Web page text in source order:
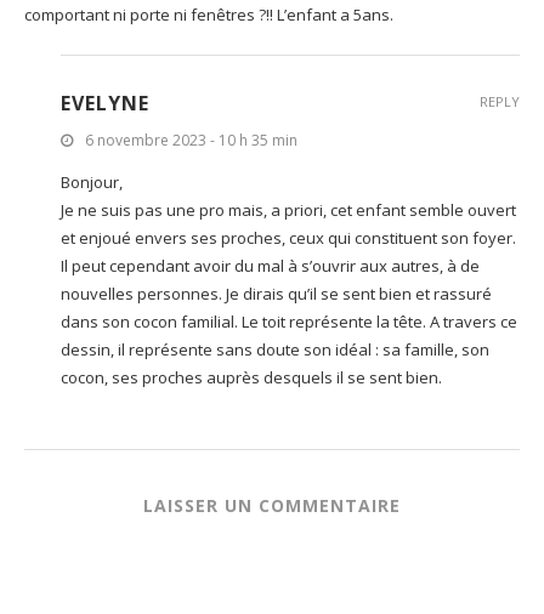
comportant ni porte ni fenêtres ?!! L’enfant a 5ans.
EVELYNE
6 novembre 2023 - 10 h 35 min
Bonjour,
Je ne suis pas une pro mais, a priori, cet enfant semble ouvert
et enjoué envers ses proches, ceux qui constituent son foyer.
Il peut cependant avoir du mal à s’ouvrir aux autres, à de
nouvelles personnes. Je dirais qu’il se sent bien et rassuré
dans son cocon familial. Le toit représente la tête. A travers ce
dessin, il représente sans doute son idéal : sa famille, son
cocon, ses proches auprès desquels il se sent bien.
REPLY
LAISSER UN COMMENTAIRE